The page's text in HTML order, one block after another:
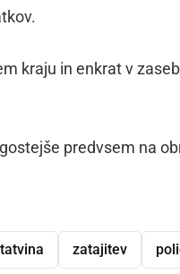
kraju in enkrat v
predvsem na
tatvina zatajitev